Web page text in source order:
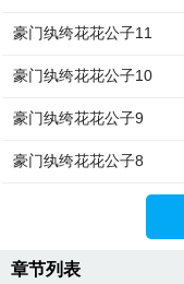
豪门纨绔花花公子11
豪门纨绔花花公子10
豪门纨绔花花公子9
豪门纨绔花花公子8
章节列表